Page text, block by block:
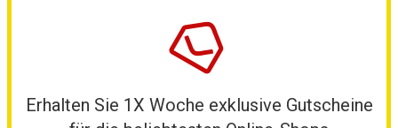
Erhalten Sie 1X Woche exklusive Gutscheine